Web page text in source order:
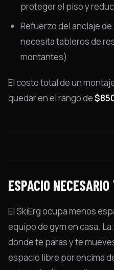
proteger el piso y
Refuerzo del anclaje
necesita tableros de
montantes)
El costo total de un
quedar en el rango de
ESPACIO
El SkiErg ocupa menos
equipo de gym en casa.
donde te paras y te
espacio libre por encima